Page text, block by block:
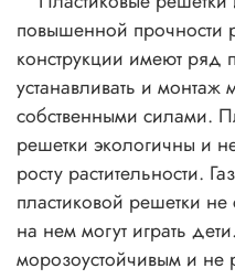
повышенной прочности
конструкции имеют ряд
устанавливать и
собственными силами.
решетки экологичны и
росту растительности.
пластиковой решетки не
на нем могут играть
морозоустойчивым и не